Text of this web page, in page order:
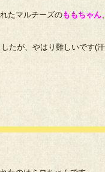
たマルチーズのももちゃん
たが、やはり難しいです(汗)